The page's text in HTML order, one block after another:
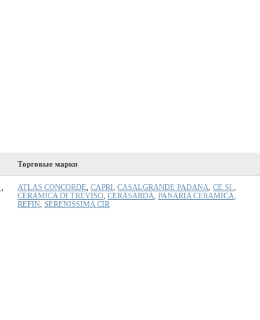
Торговые марки
ATLAS CONCORDE CAPRI CASALGRANDE PADANA CE.SI.
CERAMICA DI TREVISO CERASARDA PANARIA CERAMICA
REFIN SERENISSIMA CIR